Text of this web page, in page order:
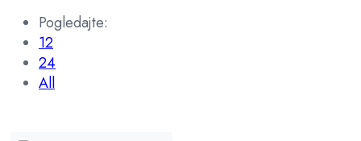
Pogledajte:
12
24
All